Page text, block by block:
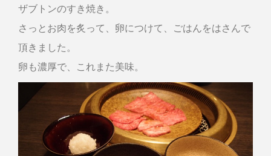
ザブトンのすき焼き。
さっとお肉を炙って、卵につけて、ごはんをはさんで
頂きました。
卵も濃厚で、これまた美味。